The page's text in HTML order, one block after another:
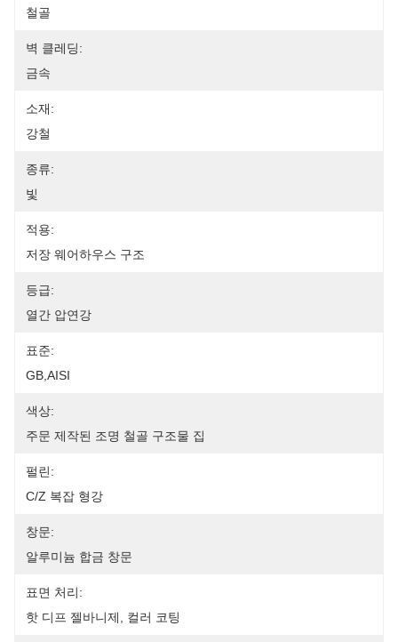
철골
벽 클레딩:
금속
소재:
강철
종류:
빛
적용:
저장 웨어하우스 구조
등급:
열간 압연강
표준:
GB,AISI
색상:
주문 제작된 조명 철골 구조물 집
펄린:
C/Z 복잡 형강
창문:
알루미늄 합금 창문
표면 처리:
핫 디프 젤바니제, 컬러 코팅